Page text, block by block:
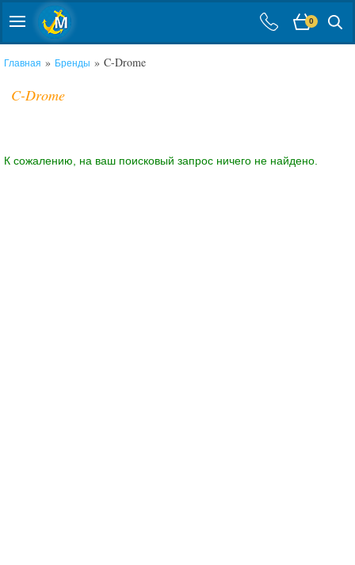
0
Главная » Бренды » C-Drome
C-Drome
К сожалению, на ваш поисковый запрос ничего не найдено.